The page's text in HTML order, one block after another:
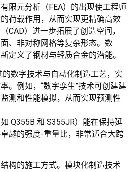
限元分析（FEA）的出现使工程师
荷载作用，从而实现更精确高效
CAD）进一步拓展了创造空间，
、非对称网格等复杂形态。数
定义了钢材与轻质合金的潜能。
数字技术与自动化制造工艺，实
。例如，“数字孪生”技术可创建建
测和性能模拟，从而实现预测性
Q355B 和 S355JR）能在保持延
越的强度-重量比，非常适合大跨
构的施工方式。模块化制造技术